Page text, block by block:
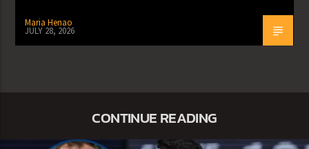
Maria Henao
JULY 28, 2026
CONTINUE READING